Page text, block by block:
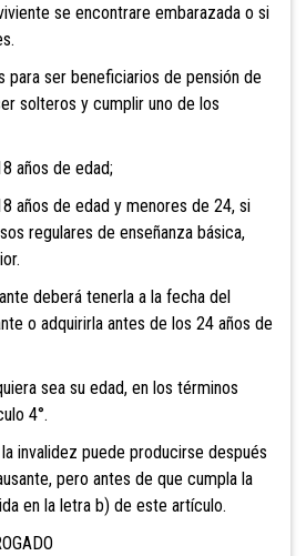
se encontrare embarazada o si
ser beneficiarios de pensión de
solteros y cumplir uno de los
años de edad;
años de edad y menores de 24, si
regulares de enseñanza básica,
deberá tenerla a la fecha del
o adquirirla antes de los 24 años de
sea su edad, en los términos
4°.
invalidez puede producirse después
pero antes de que cumpla la
en la letra b) de este artículo.